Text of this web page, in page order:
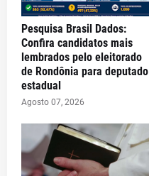
Pesquisa Brasil Dados:
Confira candidatos mais
lembrados pelo eleitorado
de Rondônia para deputado
estadual
Agosto 07, 2026